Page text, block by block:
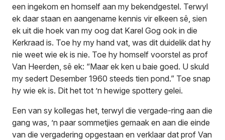
een ingekom en homself aan my bekendgestel. Terwyl
ek daar staan en aangename kennis vir elkeen sê, sien
ek uit die hoek van my oog dat Karel Gog ook in die
Kerkraad is. Toe hy my hand vat, was dit duidelik dat hy
nie weet wie ek is nie. Toe hy homself voorstel as prof
Van Heerden, sê ek: “Maar ek ken u baie goed. U skuld
my sedert Desember 1960 steeds tien pond.” Toe snap
hy wie ek is. Dit het tot ’n hewige spottery gelei.
Een van sy kollegas het, terwyl die vergade-ring aan die
gang was, ’n paar sommetjies gemaak en aan die einde
van die vergadering opgestaan en verklaar dat prof Van